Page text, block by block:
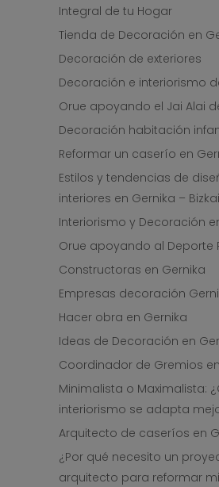
Integral de tu Hogar
Tienda de Decoración en
Decoración de exteriores
Decoración e interiorismo
Orue apoyando el Jai Alai
Decoración habitación
Reformar un caserío en
Estilos y tendencias de
interiores en Gernika –
Interiorismo y Decoración
Orue apoyando al Deporte
Constructoras en Gernika
Empresas decoración
Hacer obra en Gernika
Ideas de Decoración en
Coordinador de Gremios
Minimalista o Maximalista:
interiorismo se adapta
Arquitecto de caseríos en
¿Por qué necesito un
arquitecto para reformar